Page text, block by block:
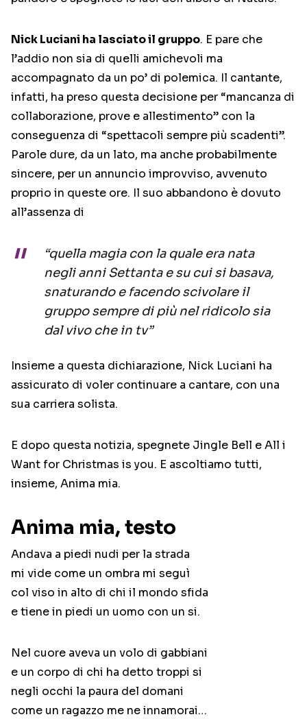
Nick Luciani ha lasciato il gruppo. E pare che
l’addio non sia di quelli amichevoli ma
accompagnato da un po’ di polemica. Il cantante,
infatti, ha preso questa decisione per “mancanza di
collaborazione, prove e allestimento” con la
conseguenza di “spettacoli sempre più scadenti”.
Parole dure, da un lato, ma anche probabilmente
sincere, per un annuncio improvviso, avvenuto
proprio in queste ore. Il suo abbandono è dovuto
all’assenza di
“quella magia con la quale era nata
negli anni Settanta e su cui si basava,
snaturando e facendo scivolare il
gruppo sempre di più nel ridicolo sia
dal vivo che in tv”
Insieme a questa dichiarazione, Nick Luciani ha
assicurato di voler continuare a cantare, con una
sua carriera solista.
E dopo questa notizia, spegnete Jingle Bell e All i
Want for Christmas is you. E ascoltiamo tutti,
insieme, Anima mia.
Anima mia, testo
Andava a piedi nudi per la strada
mi vide come un ombra mi seguì
col viso in alto di chi il mondo sfida
e tiene in piedi un uomo con un si.
Nel cuore aveva un volo di gabbiani
e un corpo di chi ha detto troppi si
negli occhi la paura del domani
come un ragazzo me ne innamorai…